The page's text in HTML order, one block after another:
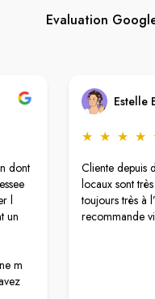
Evaluation
dont
l
un
m
Estelle
★ ★ ★ ★
Cliente depuis
locaux sont
toujours très à
recommande